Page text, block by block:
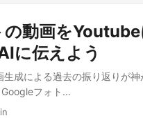
動画を
に伝えよう
成による過去の振り返りが
フォト...